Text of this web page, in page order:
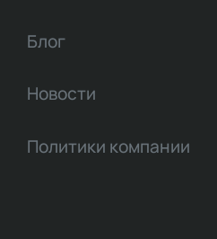
Блог
Новости
Политики компании